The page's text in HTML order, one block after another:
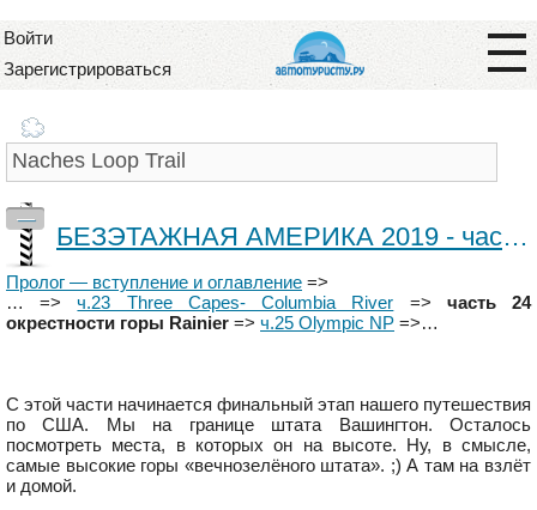
Войти
Зарегистрироваться
—
БЕЗЭТАЖНАЯ АМЕРИКА 2019 - часть 24 "КРЫША ВАШИНГТОНА" (Mt Rainier)
Пролог — вступление и оглавление =>
… =>ч.23 Three Capes- Columbia River => часть 24
окрестности горы Rainier => ч.25 Olympic NP =>…
С этой части начинается финальный этап нашего путешествия
по США. Мы на границе штата Вашингтон. Осталось
посмотреть места, в которых он на высоте. Ну, в смысле,
самые высокие горы «вечнозелёного штата». ;) А там на взлёт
и домой.